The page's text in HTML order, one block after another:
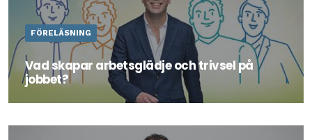
FÖRELÄSNING
Vad skapar arbetsglädje och trivsel på
jobbet?
Läs mer om föreläsningen här